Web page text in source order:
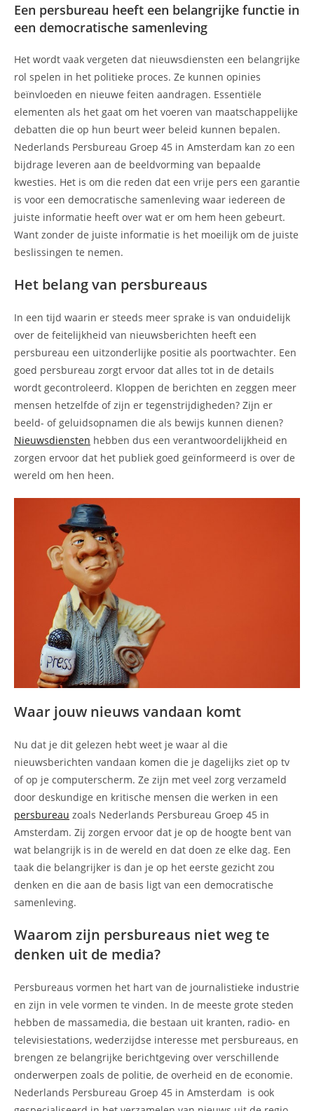
Een persbureau heeft een belangrijke functie in
een democratische samenleving
Het wordt vaak vergeten dat nieuwsdiensten een belangrijke
rol spelen in het politieke proces. Ze kunnen opinies
beïnvloeden en nieuwe feiten aandragen. Essentiële
elementen als het gaat om het voeren van maatschappelijke
debatten die op hun beurt weer beleid kunnen bepalen.
Nederlands Persbureau Groep 45 in Amsterdam kan zo een
bijdrage leveren aan de beeldvorming van bepaalde
kwesties. Het is om die reden dat een vrije pers een garantie
is voor een democratische samenleving waar iedereen de
juiste informatie heeft over wat er om hem heen gebeurt.
Want zonder de juiste informatie is het moeilijk om de juiste
beslissingen te nemen.
Het belang van persbureaus
In een tijd waarin er steeds meer sprake is van onduidelijk
over de feitelijkheid van nieuwsberichten heeft een
persbureau een uitzonderlijke positie als poortwachter. Een
goed persbureau zorgt ervoor dat alles tot in de details
wordt gecontroleerd. Kloppen de berichten en zeggen meer
mensen hetzelfde of zijn er tegenstrijdigheden? Zijn er
beeld- of geluidsopnamen die als bewijs kunnen dienen?
Nieuwsdiensten hebben dus een verantwoordelijkheid en
zorgen ervoor dat het publiek goed geïnformeerd is over de
wereld om hen heen.
Waar jouw nieuws vandaan komt
Nu dat je dit gelezen hebt weet je waar al die
nieuwsberichten vandaan komen die je dagelijks ziet op tv
of op je computerscherm. Ze zijn met veel zorg verzameld
door deskundige en kritische mensen die werken in een
persbureau zoals Nederlands Persbureau Groep 45 in
Amsterdam. Zij zorgen ervoor dat je op de hoogte bent van
wat belangrijk is in de wereld en dat doen ze elke dag. Een
taak die belangrijker is dan je op het eerste gezicht zou
denken en die aan de basis ligt van een democratische
samenleving.
Waarom zijn persbureaus niet weg te
denken uit de media?
Persbureaus vormen het hart van de journalistieke industrie
en zijn in vele vormen te vinden. In de meeste grote steden
hebben de massamedia, die bestaan uit kranten, radio- en
televisiestations, wederzijdse interesse met persbureaus, en
brengen ze belangrijke berichtgeving over verschillende
onderwerpen zoals de politie, de overheid en de economie.
Nederlands Persbureau Groep 45 in Amsterdam is ook